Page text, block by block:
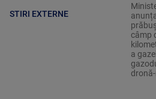
STIRI EXTERNE
câmp
a